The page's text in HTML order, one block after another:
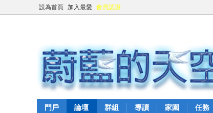
設為首頁 加入最愛 會員認證
門戶 論壇 群組 導讀 家園 任務